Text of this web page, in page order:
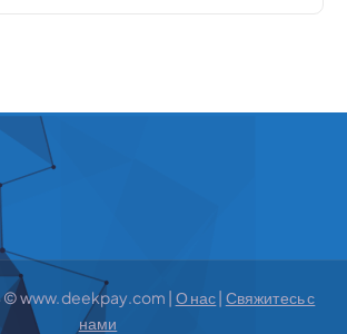
www.deekpay.com | О нас| Свяжитесь с
нами